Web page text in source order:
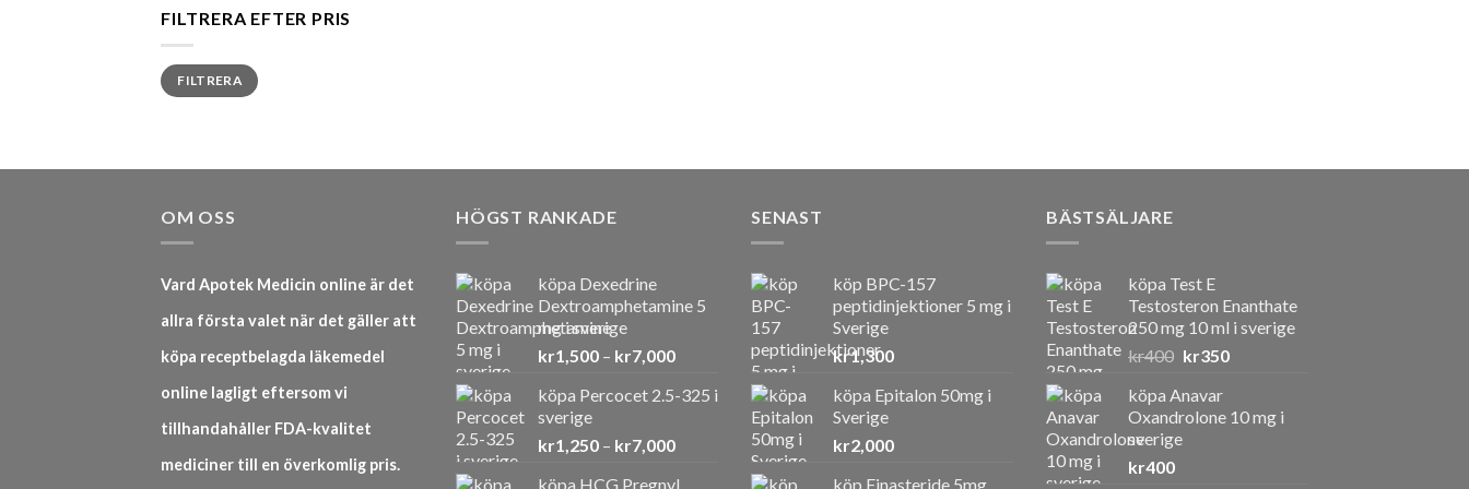
FILTRERA EFTER PRIS
Min
pris
Max
prisFILTRERA
OM OSS
Vard Apotek Medicin online är det
allra första valet när det gäller att
köpa receptbelagda läkemedel
online lagligt eftersom vi
tillhandahåller FDA-kvalitet
mediciner till en överkomlig pris.
HÖGST RANKADE
köpa Dexedrine
Dextroamphetamine 5
mg i sverige
kr1,500 – kr7,000Prisintervall:
till
köpa Percocet 2.5-325 i
sverige
kr1,250 – kr7,000Prisintervall:
köpa HCG Pregnyl
SENAST
köp BPC-157
peptidinjektioner 5 mg i
Sverige
kr1,300
köpa Epitalon 50mg i
Sverige
kr2,000
köp Finasteride 5mg
BÄSTSÄLJARE
köpa Test E
Testosteron Enanthate
250 mg 10 ml i sverige
kr400 Det
priset
var:
kr400.
kr350Det
är:
köpa Anavar
Oxandrolone 10 mg i
sverige
kr400